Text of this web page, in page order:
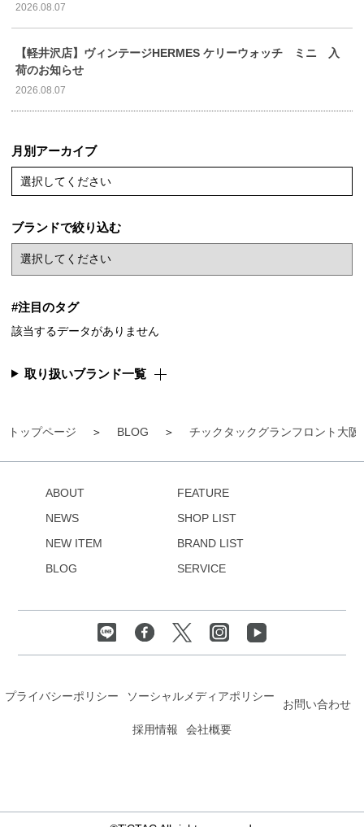
トップページ BLOG チックタックグランフロント大阪
2026.08.07
【軽井沢店】ヴィンテージHERMES ケリーウォッチ ミニ 入
荷のお知らせ
2026.08.07
月別アーカイブ
選択してください
ブランドで絞り込む
#注目のタグ
該当するデータがありません
取り扱いブランド一覧
ABOUT
NEWS
NEW ITEM
BLOG
FEATURE
SHOP LIST
BRAND LIST
SERVICE
プライバシーポリシー ソーシャルメディアポリシー
お問い合わせ
採用情報
会社概要